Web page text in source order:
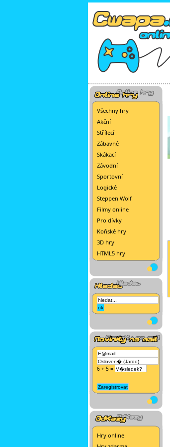
Všechny hry
Akční
Střílecí
Zábavné
Skákací
Závodní
Sportovní
Logické
Steppen Wolf
Filmy online
Pro dívky
Koňské hry
3D hry
HTML5 hry
6 + 5 =
Hry online